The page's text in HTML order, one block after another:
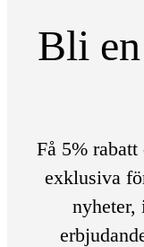
Bli
Få 5%
exklusiva
nyheter,